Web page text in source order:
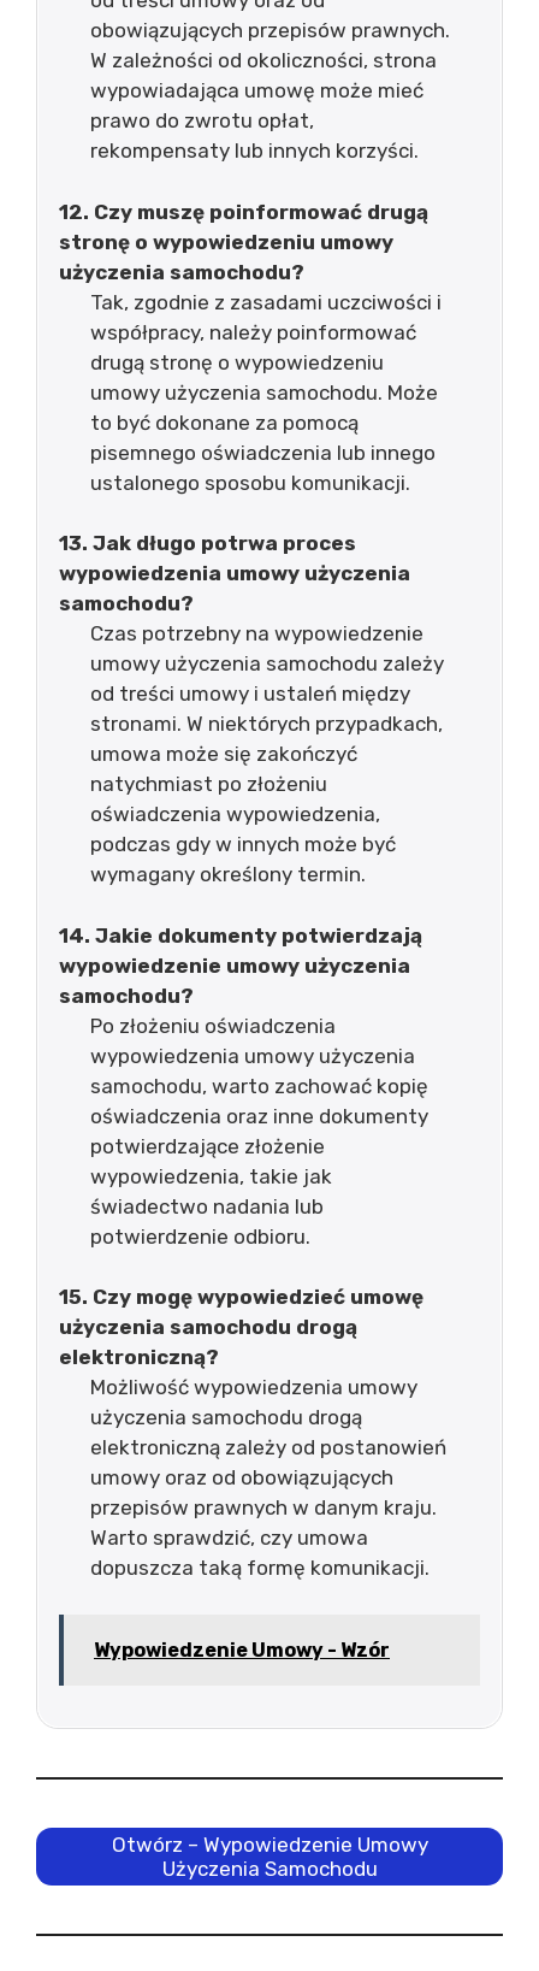
obowiązujących przepisów prawnych.
W zależności od okoliczności, strona
wypowiadająca umowę może mieć
prawo do zwrotu opłat,
rekompensaty lub innych korzyści.
12. Czy muszę poinformować drugą
stronę o wypowiedzeniu umowy
użyczenia samochodu?
Tak, zgodnie z zasadami uczciwości i
współpracy, należy poinformować
drugą stronę o wypowiedzeniu
umowy użyczenia samochodu. Może
to być dokonane za pomocą
pisemnego oświadczenia lub innego
ustalonego sposobu komunikacji.
13. Jak długo potrwa proces
wypowiedzenia umowy użyczenia
samochodu?
Czas potrzebny na wypowiedzenie
umowy użyczenia samochodu zależy
od treści umowy i ustaleń między
stronami. W niektórych przypadkach,
umowa może się zakończyć
natychmiast po złożeniu
oświadczenia wypowiedzenia,
podczas gdy w innych może być
wymagany określony termin.
14. Jakie dokumenty potwierdzają
wypowiedzenie umowy użyczenia
samochodu?
Po złożeniu oświadczenia
wypowiedzenia umowy użyczenia
samochodu, warto zachować kopię
oświadczenia oraz inne dokumenty
potwierdzające złożenie
wypowiedzenia, takie jak
świadectwo nadania lub
potwierdzenie odbioru.
15. Czy mogę wypowiedzieć umowę
użyczenia samochodu drogą
elektroniczną?
Możliwość wypowiedzenia umowy
użyczenia samochodu drogą
elektroniczną zależy od postanowień
umowy oraz od obowiązujących
przepisów prawnych w danym kraju.
Warto sprawdzić, czy umowa
dopuszcza taką formę komunikacji.
Wypowiedzenie Umowy - Wzór
Otwórz – Wypowiedzenie Umowy
Użyczenia Samochodu